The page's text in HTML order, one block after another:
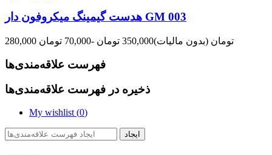
هدست گیمینگ میکروفون دار GM 003
280,000 تومان (بدون مالیات)350,000 تومان -70,000 تومان
فهرست علاقه‌مندی‌ها
ذخیره در فهرست علاقه‌مندی‌ها
My wishlist (0)
ایجاد